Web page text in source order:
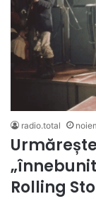
radio.total
Rolling